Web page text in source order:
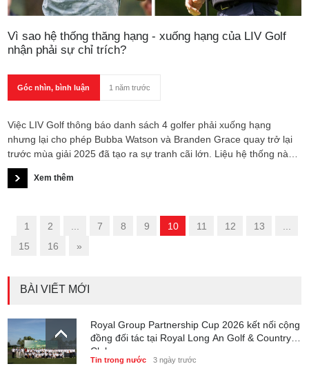
Vì sao hệ thống thăng hạng - xuống hạng của LIV Golf
nhận phải sự chỉ trích?
Góc nhìn, bình luận 1 năm trước
Việc LIV Golf thông báo danh sách 4 golfer phải xuống hạng
nhưng lại cho phép Bubba Watson và Branden Grace quay trở lại
trước mùa giải 2025 đã tạo ra sự tranh cãi lớn. Liệu hệ thống này
có thực sự công bằng và đáng tin cậy?
Xem thêm
1 2 7 8 9 10 11 12 13
15
16 »
BÀI VIẾT MỚI
Royal Group Partnership Cup 2026 kết nối cộng
đồng đối tác tại Royal Long An Golf & Country
Club
Tin trong nước 3 ngày trước